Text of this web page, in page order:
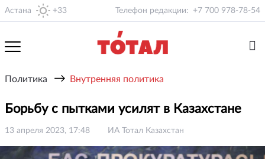
Астана +33 Телефон редакции: +7 700 978-78-54
Политика → Внутренняя политика
Борьбу с пытками усилят в Казахстане
13 апреля 2023, 17:48 ИА Тотал Казахстан